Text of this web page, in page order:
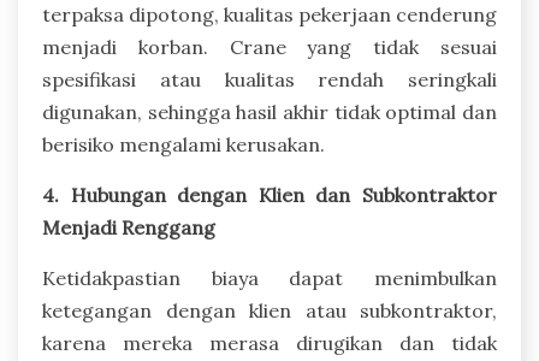
terpaksa dipotong, kualitas pekerjaan cenderung
menjadi korban. Crane yang tidak sesuai
spesifikasi atau kualitas rendah seringkali
digunakan, sehingga hasil akhir tidak optimal dan
berisiko mengalami kerusakan.
4. Hubungan dengan Klien dan Subkontraktor
Menjadi Renggang
Ketidakpastian biaya dapat menimbulkan
ketegangan dengan klien atau subkontraktor,
karena mereka merasa dirugikan dan tidak